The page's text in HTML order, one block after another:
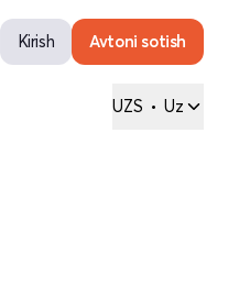
Kirish Avtoni sotish
UZS • Uz